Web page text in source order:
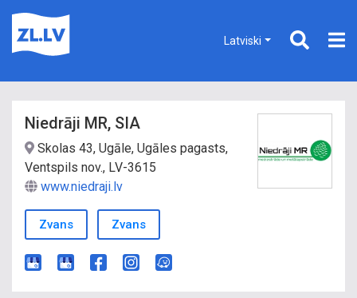
Latviski
Niedrāji MR, SIA
Skolas 43, Ugāle, Ugāles pagasts,
Ventspils nov., LV-3615
www.niedraji.lv
Zvans Zvans